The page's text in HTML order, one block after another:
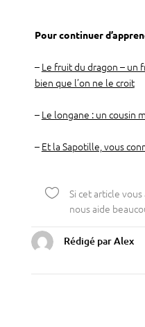
Pour continuer
– Le fruit du dragon – un
bien que l’on ne le croit
– Le longane : un cousin
– Et la Sapotille, vous

Si cet article
nous aide
Rédigé par Alex